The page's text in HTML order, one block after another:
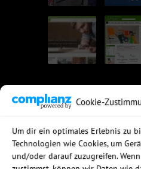
Cookie-
Um dir ein optimales Erlebnis zu
Technologien wie Cookies, um
und/oder darauf zuzugreifen.
Rechtssichere Email-
MDaemon Mail- &